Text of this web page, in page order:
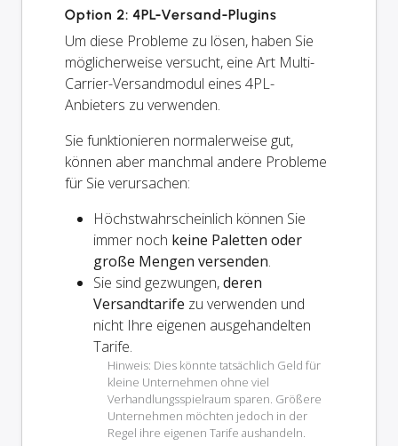
Option 2: 4PL-Versand-Plugins
Um diese Probleme zu lösen, haben Sie
möglicherweise versucht, eine Art Multi-
Carrier-Versandmodul eines 4PL-
Anbieters zu verwenden.
Sie funktionieren normalerweise gut,
können aber manchmal andere Probleme
für Sie verursachen:
Höchstwahrscheinlich können Sie
immer noch keine Paletten oder
große Mengen versenden.
Sie sind gezwungen,deren
Versandtarife zu verwenden und
nicht Ihre eigenen ausgehandelten
Tarife.
Hinweis: Dies könnte tatsächlich Geld für
kleine Unternehmen ohne viel
Verhandlungsspielraum sparen. Größere
Unternehmen möchten jedoch in der
Regel ihre eigenen Tarife aushandeln.